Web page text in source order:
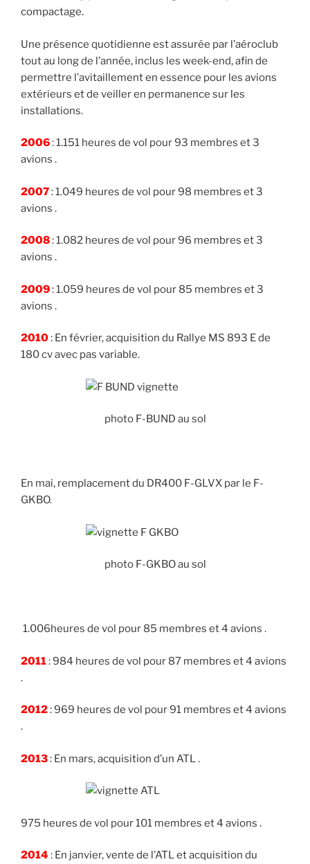
compactage.
Une présence quotidienne est assurée par l’aéroclub
tout au long de l’année, inclus les week-end, afin de
permettre l’avitaillement en essence pour les avions
extérieurs et de veiller en permanence sur les
installations.
2006: 1.151 heures de vol pour 93 membres et 3
avions .
2007: 1.049 heures de vol pour 98 membres et 3
avions .
2008: 1.082 heures de vol pour 96 membres et 3
avions .
2009: 1.059 heures de vol pour 85 membres et 3
avions .
2010: En février, acquisition du Rallye MS 893 E de
180 cv avec pas variable.
photo F-BUND au sol
En mai, remplacement du DR400 F-GLVX par le F-
GKBO.
photo F-GKBO au sol
1.006heures de vol pour 85 membres et 4 avions .
2011: 984 heures de vol pour 87 membres et 4 avions
.
2012: 969 heures de vol pour 91 membres et 4 avions
.
2013: En mars, acquisition d’un ATL .
975 heures de vol pour 101 membres et 4 avions .
2014: En janvier, vente de l’ATL et acquisition du